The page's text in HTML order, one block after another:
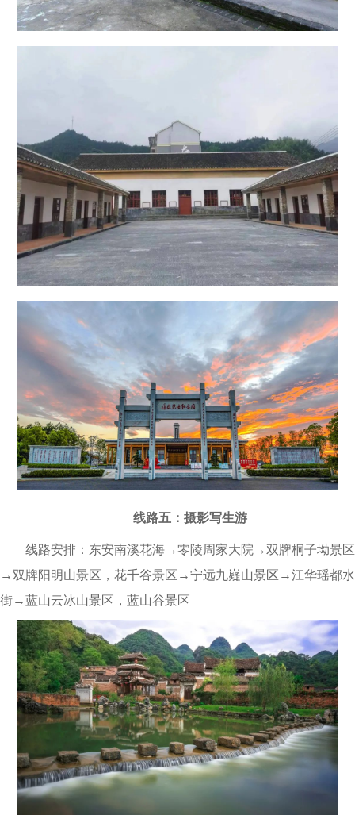
线路五：摄影写生游
线路安排：东安南溪花海→零陵周家大院→双牌桐子坳景区
→双牌阳明山景区，花千谷景区→宁远九嶷山景区→江华瑶都水
街→蓝山云冰山景区，蓝山谷景区